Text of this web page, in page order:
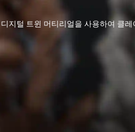
디지털 트윈 머티리얼을 사용하여 클